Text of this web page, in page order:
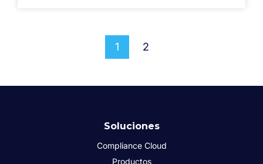
1 2
Soluciones
Compliance Cloud
Productos